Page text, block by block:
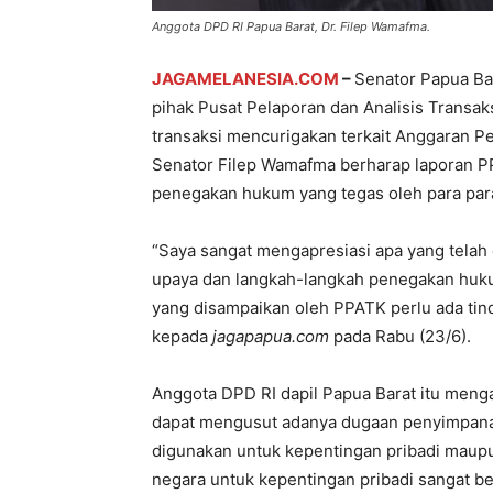
Anggota DPD RI Papua Barat, Dr. Filep Wamafma.
JAGAMELANESIA.COM – Senator Papua
pihak Pusat Pelaporan dan Analisis
transaksi mencurigakan terkait Anggaran
Senator Filep Wamafma berharap laporan
penegakan hukum yang tegas oleh para
“Saya sangat mengapresiasi apa yang
upaya dan langkah-langkah penegakan
yang disampaikan oleh PPATK perlu ada
kepada jagapapua.com pada Rabu (23/6).
Anggota DPD RI dapil Papua Barat itu
dapat mengusut adanya dugaan
digunakan untuk kepentingan pribadi
negara untuk kepentingan pribadi sangat